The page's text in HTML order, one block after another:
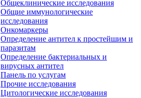
Общеклинические исследования
Общие иммунологические
исследования
Онкомаркеры
Определение антител к простейшим и
паразитам
Определение бактериальных и
вирусных антител
Панель по услугам
Прочие исследования
Цитологические исследования